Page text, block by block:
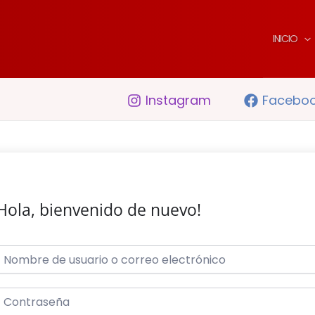
INICIO
Instagram
bienvenido de nuevo!